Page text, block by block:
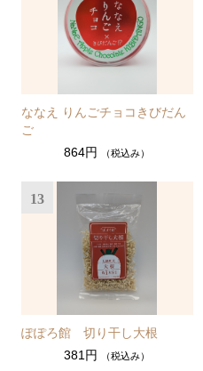
ななえ りんごチョコきびだん
ご
864円
（税込み）
13
ぽぽろ館 切り干し大根
381円
（税込み）